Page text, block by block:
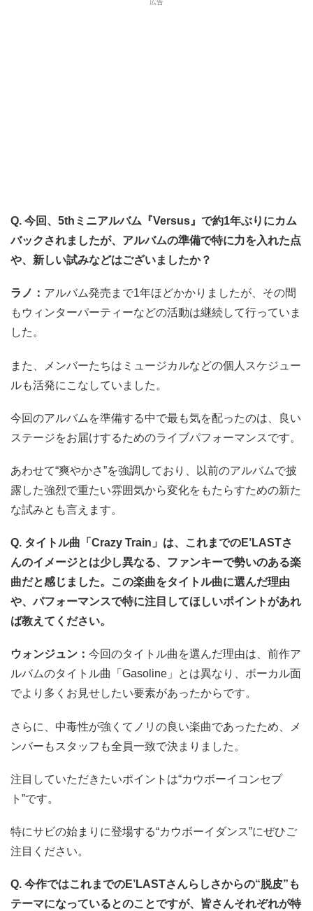
Q. 今回、5thミニアルバム『Versus』で約1年ぶりにカム
バックされましたが、アルバムの準備で特に力を入れた点
や、新しい試みなどはございましたか？
ラノ： アルバム発売まで1年ほどかかりましたが、その間
もウィンターパーティーなどの活動は継続して行っていま
した。
また、メンバーたちはミュージカルなどの個人スケジュー
ルも活発にこなしていました。
今回のアルバムを準備する中で最も気を配ったのは、良い
ステージをお届けするためのライブパフォーマンスです。
あわせて“爽やかさ”を強調しており、以前のアルバムで披
露した強烈で重たい雰囲気から変化をもたらすための新た
な試みとも言えます。
Q. タイトル曲「Crazy Train」は、これまでのE’LASTさ
んのイメージとは少し異なる、ファンキーで勢いのある楽
曲だと感じました。この楽曲をタイトル曲に選んだ理由
や、パフォーマンスで特に注目してほしいポイントがあれ
ば教えてください。
ウォンジュン： 今回のタイトル曲を選んだ理由は、前作ア
ルバムのタイトル曲「Gasoline」とは異なり、ボーカル面
でより多くお見せしたい要素があったからです。
さらに、中毒性が強くてノリの良い楽曲であったため、メ
ンバーもスタッフも全員一致で決まりました。
注目していただきたいポイントは“カウボーイコンセプ
ト”です。
特にサビの始まりに登場する“カウボーイダンス”にぜひご
注目ください。
Q. 今作ではこれまでのE’LASTさんらしさからの“脱皮”も
テーマになっているとのことですが、皆さんそれぞれが特